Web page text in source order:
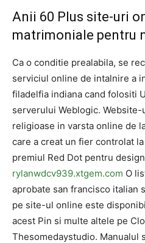
Anii 60 Plus site-uri
matrimoniale pentru
Ca o conditie prealabila, se
serviciul online de intalnire a
filadelfia indiana cand folositi
serverului Weblogic.
religioase in varsta online de
care a creat un fier controlat
premiul Red Dot pentru
rylanwdcv939.xtgem.com O
aprobate san francisco italian
pe site-ul online este
acest Pin si multe altele pe
Thesomedaystudio. Manualul